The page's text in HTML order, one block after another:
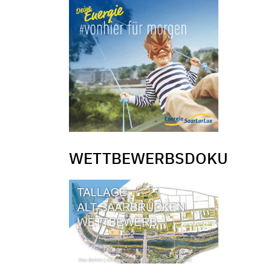
WETTBEWERBSDOKU